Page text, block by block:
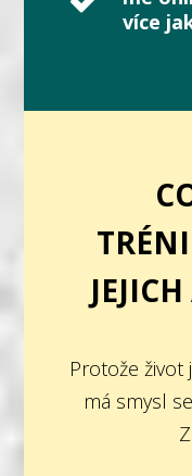
více
Protože
má smysl